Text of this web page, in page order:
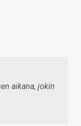
aikana, jokin